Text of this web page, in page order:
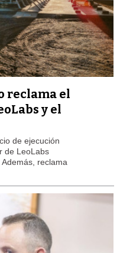
reclama el
y el
de ejecución
de LeoLabs
Además, reclama